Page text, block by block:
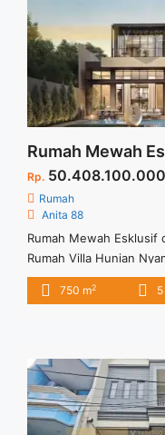
Floral Vibes Jogging
title="AERRA
EONNA BSD CITY"
href="https://
grandeur-type-10-
label="Read more about
GRANDEUR TYPE 10 –
CITY">Read more</a>
Rp.
Rumah
Anita 88
Rumah Mewah Esklusif
Rumah Villa Hunian
Strategis di BSD City
Rumah 3 Lantai LT :
Mobil Harga PL :
title="Rumah Mewah
Rumah Villa 3 Lantai
Lokasi Strategis di BSD
750 m2 5